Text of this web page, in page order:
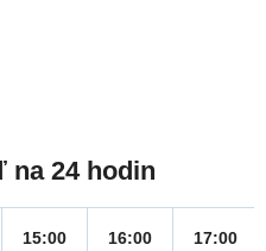
na 24 hodin
15:00 16:00 17:00